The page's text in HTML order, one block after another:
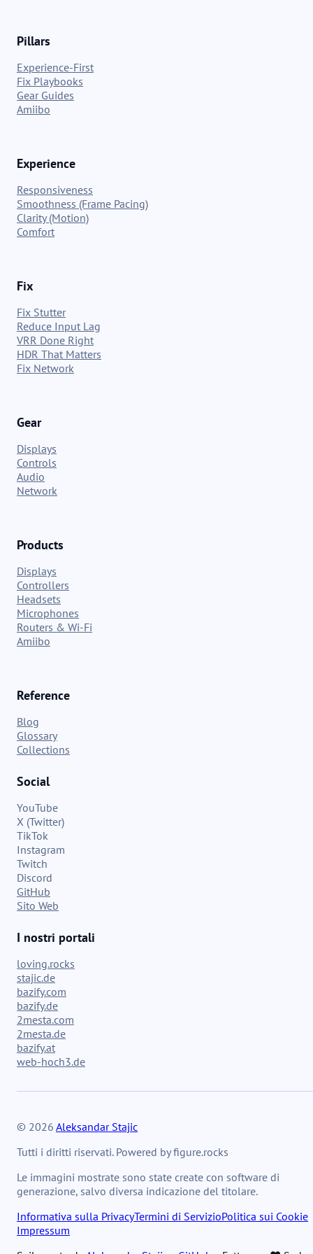
Pillars
Experience-First
Fix Playbooks
Gear Guides
Amiibo
Experience
Responsiveness
Smoothness (Frame Pacing)
Clarity (Motion)
Comfort
Fix
Fix Stutter
Reduce Input Lag
VRR Done Right
HDR That Matters
Fix Network
Gear
Displays
Controls
Audio
Network
Products
Displays
Controllers
Headsets
Microphones
Routers & Wi-Fi
Amiibo
Reference
Blog
Glossary
Collections
Social
YouTube
X (Twitter)
TikTok
Instagram
Twitch
Discord
GitHub
Sito Web
I nostri portali
loving.rocks
stajic.de
bazify.com
bazify.de
2mesta.com
2mesta.de
bazify.at
web-hoch3.de
© 2026 Aleksandar Stajic
Tutti i diritti riservati. Powered by figure.rocks
Le immagini mostrate sono state create con software di
generazione, salvo diversa indicazione del titolare.
Informativa sulla PrivacyTermini di ServizioPolitica sui Cookie
Impressum